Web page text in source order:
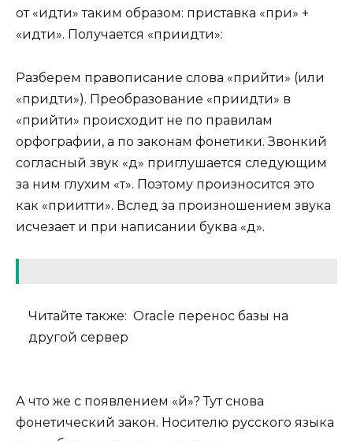
от «идти» таким образом: приставка «при» +
«идти». Получается «приидти»:
Разберем правописание слова «прийти» (или
«придти»). Преобразование «приидти» в
«прийти» происходит не по правилам
орфографии, а по законам фонетики. Звонкий
согласный звук «д» приглушается следующим
за ним глухим «т». Поэтому произносится это
как «приитти». Вслед за произношением звука
исчезает и при написании буква «д».
Читайте также: Oracle перенос базы на
другой сервер
А что же с появлением «й»? Тут снова
фонетический закон. Носителю русского языка